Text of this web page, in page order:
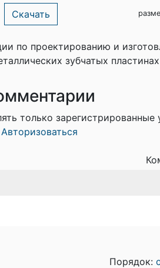
Скачать
по проектированию и
зубчатых пластинах
только зарегистрированные
Авторизоваться
Порядок: